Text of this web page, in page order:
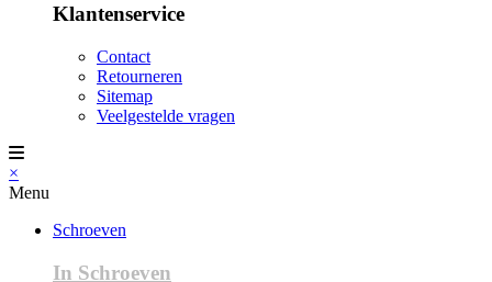
Klantenservice
Contact
Retourneren
Sitemap
Veelgestelde vragen
×
Menu
Schroeven
In Schroeven